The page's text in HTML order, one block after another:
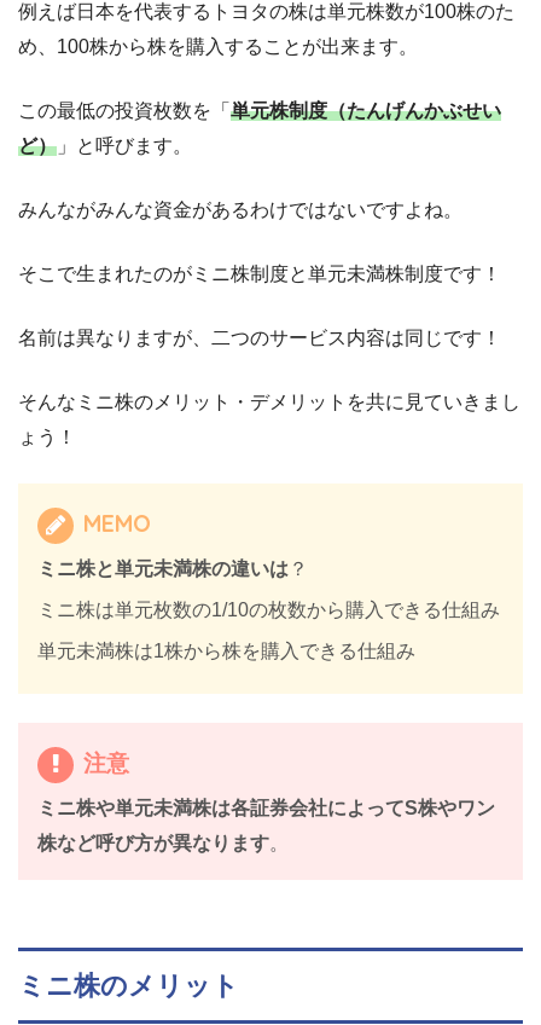
例えば日本を代表するトヨタの株は単元株数が100株のた
め、100株から株を購入することが出来ます。
この最低の投資枚数を「 単元株制度（たんげんかぶせい
ど） 」と呼びます。
みんながみんな資金があるわけではないですよね。
そこで生まれたのがミニ株制度と単元未満株制度です！
名前は異なりますが、二つのサービス内容は同じです！
そんなミニ株のメリット・デメリットを共に見ていきまし
ょう！
MEMO
ミニ株と単元未満株の違いは ？
ミニ株は単元枚数の1/10の枚数から購入できる仕組み
単元未満株は1株から株を購入できる仕組み
注意
ミニ株や単元未満株は各証券会社によってS株やワン
株など呼び方が異なります。
ミニ株のメリット